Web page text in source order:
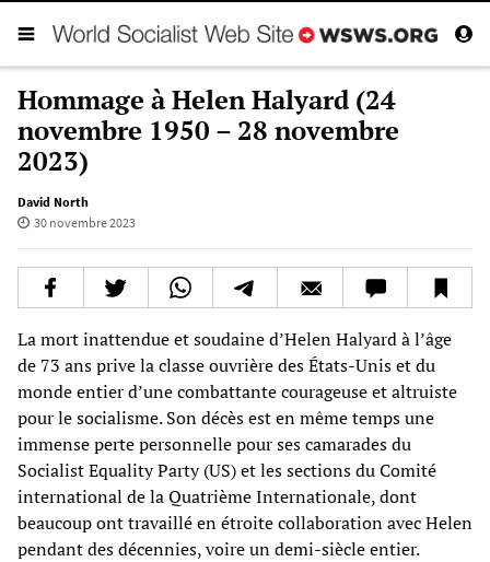
Hommage à Helen Halyard (24
novembre 1950 – 28 novembre
2023)
David North
30 novembre 2023
La mort inattendue et soudaine d’Helen Halyard à l’âge
de 73 ans prive la classe ouvrière des États-Unis et du
monde entier d’une combattante courageuse et altruiste
pour le socialisme. Son décès est en même temps une
immense perte personnelle pour ses camarades du
Socialist Equality Party (US) et les sections du Comité
international de la Quatrième Internationale, dont
beaucoup ont travaillé en étroite collaboration avec Helen
pendant des décennies, voire un demi-siècle entier.